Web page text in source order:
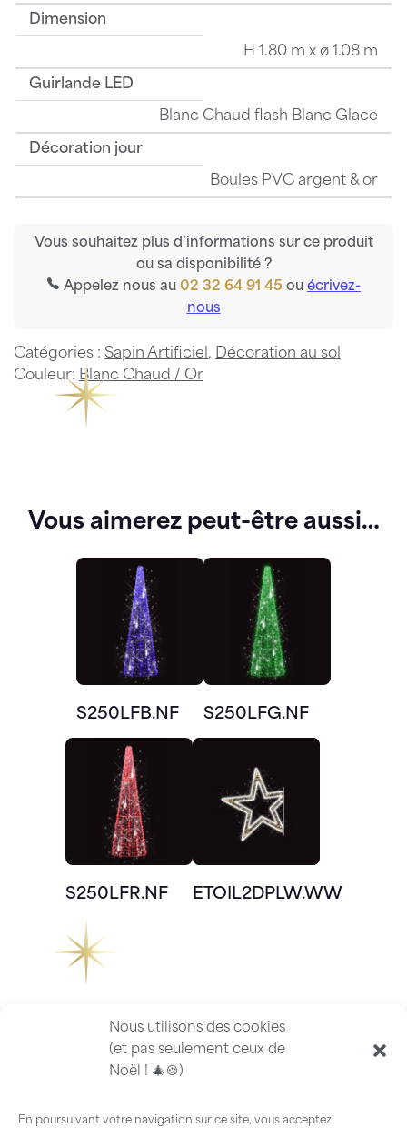
Nous utilisons des cookies
(et pas seulement ceux de
Noël ! 🎄🍪)
En poursuivant votre navigation sur ce site, vous acceptez
Dimension
H 1.80 m x ø 1.08 m
Guirlande LED
Blanc Chaud flash Blanc Glace
Décoration jour
Boules PVC argent & or
Vous souhaitez plus d’informations sur ce produit
ou sa disponibilité ?
Appelez nous au 02 32 64 91 45 ou écrivez-
nous
Catégories : Sapin Artificiel , Décoration au sol
Couleur: Blanc Chaud / Or
Vous aimerez peut-être aussi…
S250LFB.NF S250LFG.NF
S250LFR.NF ETOIL2DPLW.WW